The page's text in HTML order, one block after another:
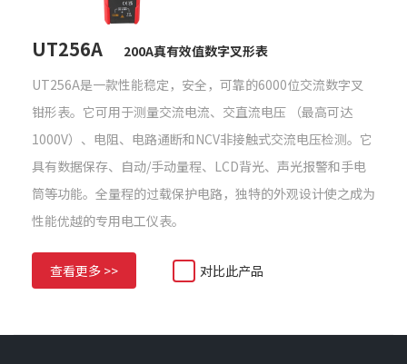
UT256A
200A真有效值数字叉形表
UT256A是一款性能稳定，安全，可靠的6000位交流数字叉
钳形表。它可用于测量交流电流、交直流电压 （最高可达
1000V）、电阻、电路通断和NCV非接触式交流电压检测。它
具有数据保存、自动/手动量程、LCD背光、声光报警和手电
筒等功能。全量程的过载保护电路，独特的外观设计使之成为
性能优越的专用电工仪表。
查看更多 >> 对比此产品